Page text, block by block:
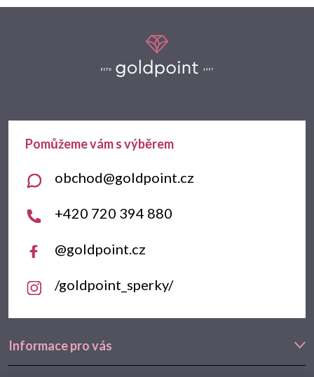
a
Informace pro vás
obchod@goldpoint.cz
+420 720 394 880
@goldpoint.cz
/goldpoint_sperky/